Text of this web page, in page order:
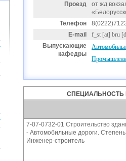
Проезд
от жд
Телефон
E-mail
f_st [at] bru
Выпускающие
кафедры
СПЕЦИАЛЬНОСТЬ
7-07-0732-01 Строительство
- Автомобильные дороги.
Инженер-строитель